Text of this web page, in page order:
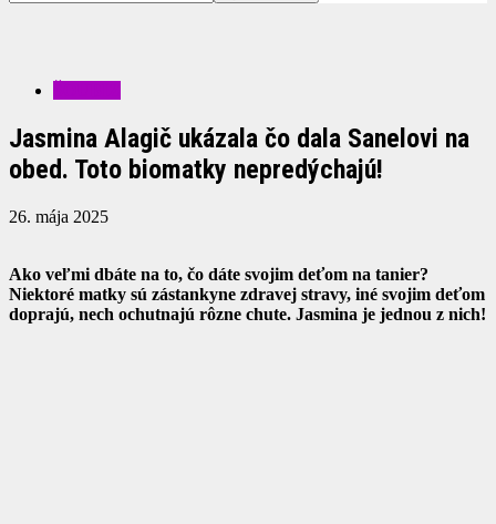
Jasmina Alagič ukázala čo dala Sanelovi na
obed. Toto biomatky nepredýchajú!
26. mája 2025
Ako veľmi dbáte na to, čo dáte svojim deťom na tanier?
Niektoré matky sú zástankyne zdravej stravy, iné svojim deťom
doprajú, nech ochutnajú rôzne chute. Jasmina je jednou z nich!